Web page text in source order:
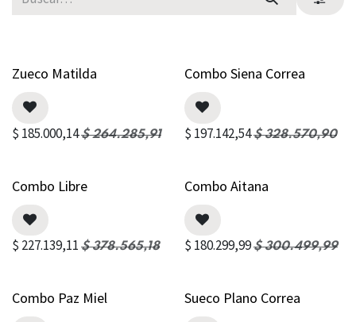
Zueco Matilda
$ 185.000,14$264.285,91
Combo Siena Correa
$ 197.142,54$328.570,90
Combo Libre
$ 227.139,11 $378.565,18
Combo Aitana
$ 180.299,99$300.499,99
Combo Paz Miel Sueco Plano Correa